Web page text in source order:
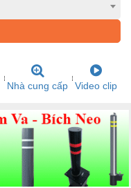
Nhà cung cấp Video clip